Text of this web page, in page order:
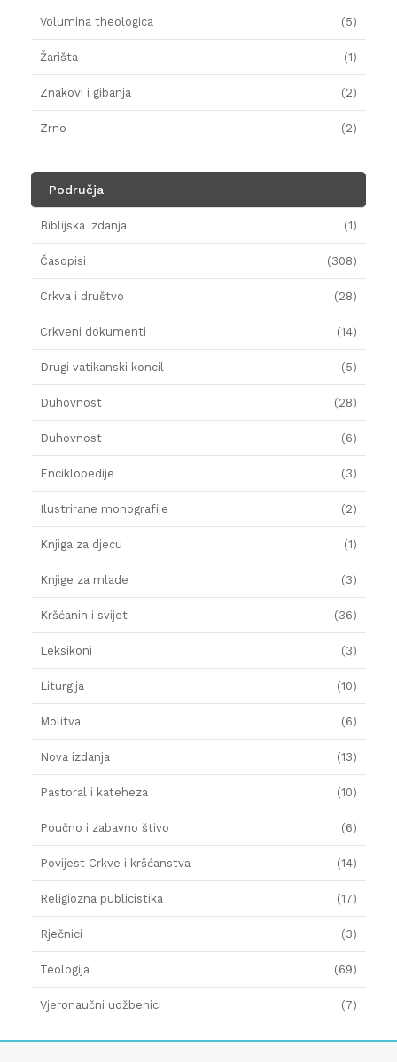
Volumina theologica (5)
Žarišta (1)
Znakovi i gibanja (2)
Zrno (2)
Područja
Biblijska izdanja (1)
Časopisi (308)
Crkva i društvo (28)
Crkveni dokumenti (14)
Drugi vatikanski koncil (5)
Duhovnost (28)
Duhovnost (6)
Enciklopedije (3)
Ilustrirane monografije (2)
Knjiga za djecu (1)
Knjige za mlade (3)
Kršćanin i svijet (36)
Leksikoni (3)
Liturgija (10)
Molitva (6)
Nova izdanja (13)
Pastoral i kateheza (10)
Poučno i zabavno štivo (6)
Povijest Crkve i kršćanstva (14)
Religiozna publicistika (17)
Rječnici (3)
Teologija (69)
Vjeronaučni udžbenici (7)